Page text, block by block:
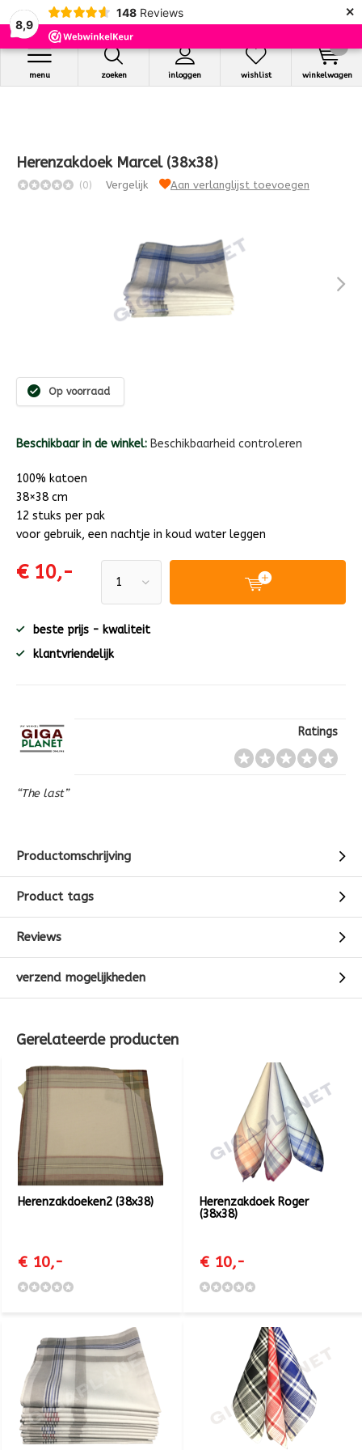
8,9
148 Reviews ×
zoeken inloggen
menu wishlist winkelwagen
Herenzakdoek Marcel (38x38)
(0) Vergelijk Aan verlanglijst toevoegen
Op voorraad
Beschikbaar in de winkel: Beschikbaarheid controleren
100% katoen
38×38 cm
12 stuks per pak
voor gebruik, een nachtje in koud water leggen
€ 10,-
beste prijs - kwaliteit
klantvriendelijk
Ratings
“The last”
Productomschrijving
Product tags
Reviews
verzend mogelijkheden
Gerelateerde producten
Herenzakdoeken2 (38x38)
€ 10,-
Herenzakdoek Roger
(38x38)
€ 10,-